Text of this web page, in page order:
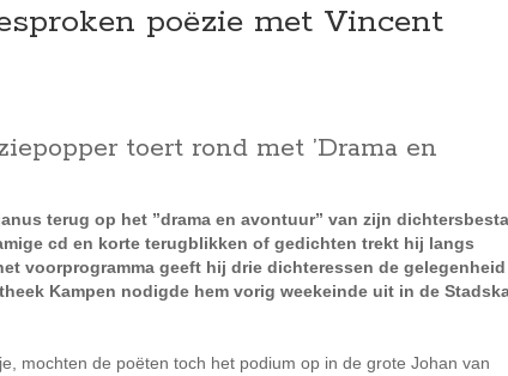
poëzie met Vincent
toert rond met ’Drama en
terug op het ”drama en avontuur” van zijn
cd en korte terugblikken of gedichten trekt hij langs
voorprogramma geeft hij drie dichteressen de
Kampen nodigde hem vorig weekeinde uit in de
mochten de poëten toch het podium op in de grote Johan van